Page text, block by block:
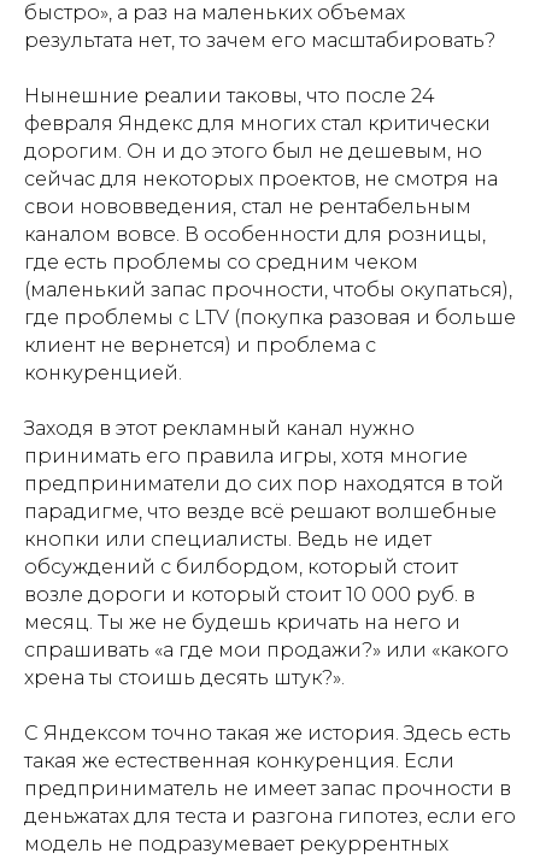
быстро», а раз на маленьких объемах
результата нет, то зачем его масштабировать?
Нынешние реалии таковы, что после 24
февраля Яндекс для многих стал критически
дорогим. Он и до этого был не дешевым, но
сейчас для некоторых проектов, не смотря на
свои нововведения, стал не рентабельным
каналом вовсе. В особенности для розницы,
где есть проблемы со средним чеком
(маленький запас прочности, чтобы окупаться),
где проблемы с LTV (покупка разовая и больше
клиент не вернется) и проблема с
конкуренцией.
Заходя в этот рекламный канал нужно
принимать его правила игры, хотя многие
предприниматели до сих пор находятся в той
парадигме, что везде всё решают волшебные
кнопки или специалисты. Ведь не идет
обсуждений с билбордом, который стоит
возле дороги и который стоит 10 000 руб. в
месяц. Ты же не будешь кричать на него и
спрашивать «а где мои продажи?» или «какого
хрена ты стоишь десять штук?».
С Яндексом точно такая же история. Здесь есть
такая же естественная конкуренция. Если
предприниматель не имеет запас прочности в
деньжатах для теста и разгона гипотез, если его
модель не подразумевает рекуррентных
БУДЬ В ТЕМЕ
МАРКЕТИНГА
Полезные статьи для бизнеса,
развлекательные посты про
нашу жизнь, кейсы и все
новости мира маркетинга
в одном месте.